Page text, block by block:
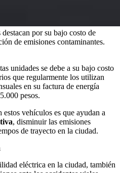
por su bajo costo de
de emisiones contaminantes.
unidades se debe a su bajo costo
que regularmente los utilizan
en su factura de energía
pesos.
vehículos es que ayudan a
, disminuir las emisiones
de trayecto en la ciudad.
eléctrica en la ciudad, también